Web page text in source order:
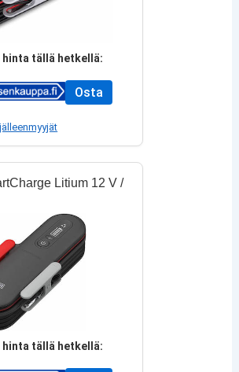
tällä hetkellä:
Osta
Litium 12 V /
tällä hetkellä: